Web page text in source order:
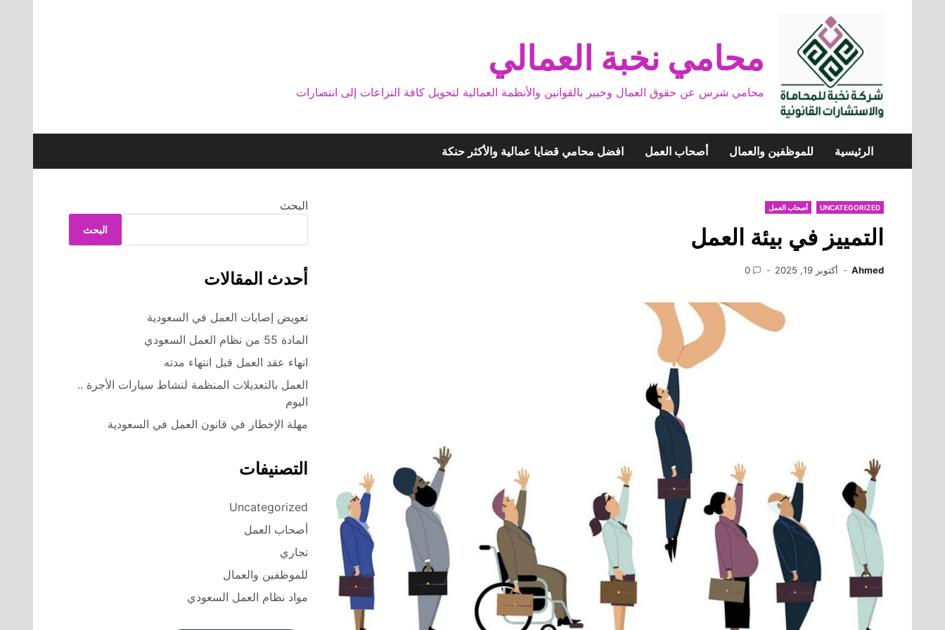
محامي نخبة العمالي
محامي شرس عن حقوق العمال وخبير بالقوانين والأنظمة العمالية لتحويل كافة النزاعات إلى انتصارات
الرئيسية للموظفين والعمال أصحاب العمل افضل محامي قضايا عمالية والأكثر حنكة
UNCATEGORIZED أصحاب العمل
التمييز في بيئة العمل
Ahmed أكتوبر 19, 2025 0
البحث
البحث
أحدث المقالات
تعويض إصابات العمل في السعودية
المادة 55 من نظام العمل السعودي
انهاء عقد العمل قبل انتهاء مدته
العمل بالتعديلات المنظمة لنشاط سيارات الأجرة ..
اليوم
مهلة الإخطار في قانون العمل في السعودية
التصنيفات
Uncategorized
أصحاب العمل
تجاري
للموظفين والعمال
مواد نظام العمل السعودي